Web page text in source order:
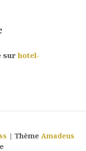
surhotel-
| Thème Amadeus